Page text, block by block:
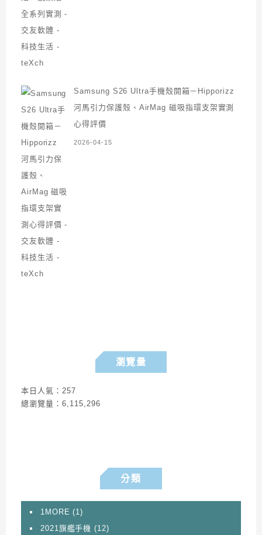
Samsung S26 Ultra手機殼開箱－Hipporizz
河馬引力保護殼、AirMag 磁吸指環支架實測
心得評價
2026-04-15
瀏覽量
本日人氣：257
總瀏覽量：6,115,296
分類
1MORE (1)
2021旗艦手機 (12)